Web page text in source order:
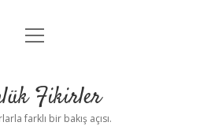
Anasayfa
Yasal Uyarı
menüyü
Fikirler
farklı bir bakış açısı.